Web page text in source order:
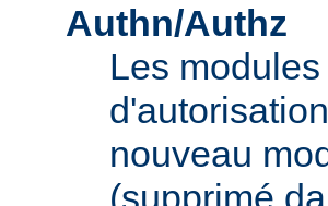
Authn/Authz
Les
nouveau
(supprimé